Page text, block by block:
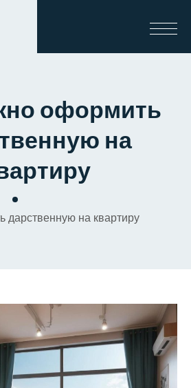
оформить
на
на квартиру